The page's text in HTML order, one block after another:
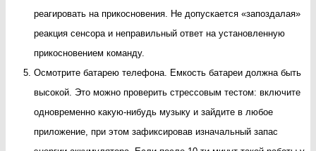
реагировать на прикосновения. Не допускается «запоздалая»
реакция сенсора и неправильный ответ на установленную
прикосновением команду.
Осмотрите батарею телефона. Емкость батареи должна быть
высокой. Это можно проверить стрессовым тестом: включите
одновременно какую-нибудь музыку и зайдите в любое
приложение, при этом зафиксировав изначальный запас